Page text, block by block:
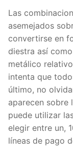
Las
asemejados
convertirse en
diestra así­
metálico
intenta que
último, no
aparecen sobre
puede utilizar
elegir entre un,
líneas de pago